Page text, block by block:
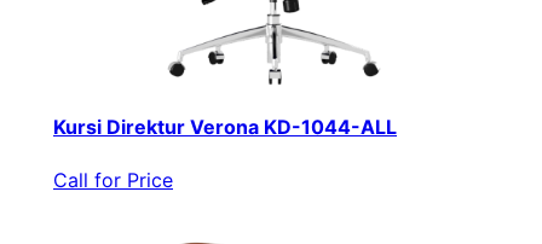
Kursi Direktur Verona KD-1044-ALL
Call for Price